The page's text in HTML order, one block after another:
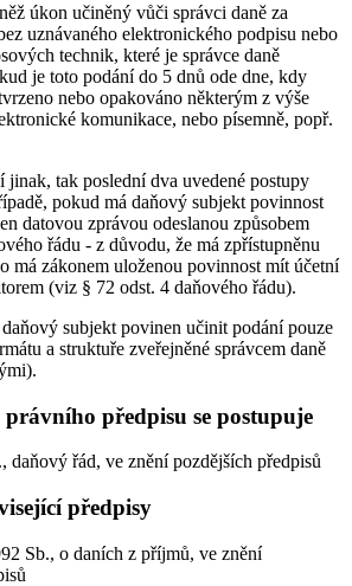
úkon učiněný vůči správci daně za
uznávaného elektronického podpisu nebo
technik, které je správce daně
je toto podání do 5 dnů ode dne, kdy
nebo opakováno některým z výše
komunikace, nebo písemně, popř.
jinak, tak poslední dva uvedené postupy
pokud má daňový subjekt povinnost
datovou zprávou odeslanou způsobem
řádu - z důvodu, že má zpřístupněnu
má zákonem uloženou povinnost mít účetní
(viz § 72 odst. 4 daňového řádu).
subjekt povinen učinit podání pouze
a struktuře zveřejněné správcem daně
právního předpisu se postupuje
daňový řád, ve znění pozdějších předpisů
předpisy
Sb., o daních z příjmů, ve znění